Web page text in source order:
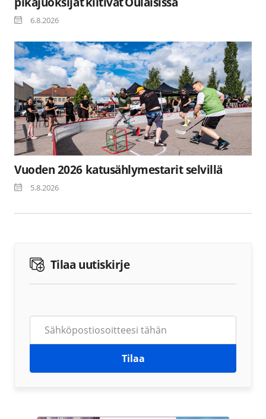
6.8.2026
Vuoden 2026 katusählymestarit selvillä
5.8.2026
Tilaa uutiskirje
Tilaa